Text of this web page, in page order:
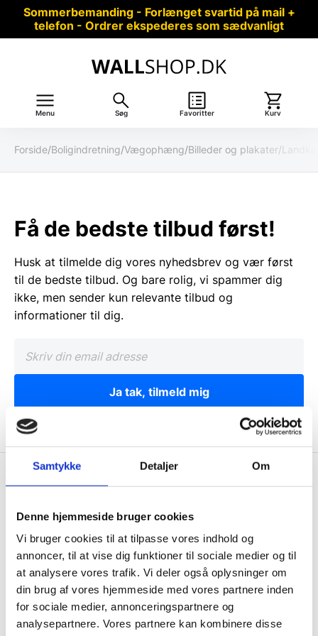
Samtykke Detaljer Om
Denne hjemmeside bruger cookies
Vi bruger cookies til at tilpasse vores indhold og
annoncer, til at vise dig funktioner til sociale medier og til
at analysere vores trafik. Vi deler også oplysninger om
din brug af vores hjemmeside med vores partnere inden
for sociale medier, annonceringspartnere og
analysepartnere. Vores partnere kan kombinere disse
Sommerbemanding - Forlænget svartid på mail +
telefon - Ordrer ekspederes som sædvanligt
Menu Søg Favoritter Kurv
Forside/Boligindretning/Vægophæng/Billeder og plakater/
Få de bedste tilbud først!
Husk at tilmelde dig vores nyhedsbrev og vær først
til de bedste tilbud. Og bare rolig, vi spammer dig
ikke, men sender kun relevante tilbud og
informationer til dig.
Ja tak, tilmeld mig
Wallshop.dk
Gastrobutikken ApS
Rømersvej 33
7430 Ikast
CVR: 38952986
Telefon træffetid:
Tlf.71 99 30 98